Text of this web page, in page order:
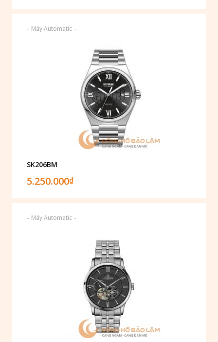
- Máy Automatic -
SK206BM
5.250.000₫
- Máy Automatic -